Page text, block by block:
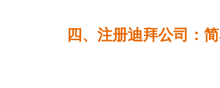
四、注册迪拜公司：